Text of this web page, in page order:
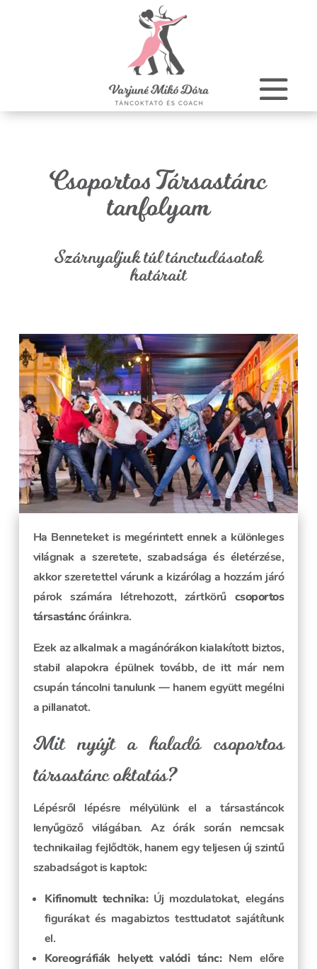
Csoportos Társastánc
tanfolyam
Szárnyaljuk túl tánctudásotok
határait
Ha Benneteket is megérintett ennek a különleges
világnak a szeretete, szabadsága és életérzése,
akkor szeretettel várunk a kizárólag a hozzám járó
párok számára létrehozott, zártkörű csoportos
társastáncóráinkra.
Ezek az alkalmak a magánórákon kialakított biztos,
stabil alapokra épülnek tovább, de itt már nem
csupán táncolni tanulunk — hanem együtt megélni
a pillanatot.
Mit nyújt a haladó csoportos
társastánc oktatás?
Lépésről lépésre mélyülünk el a társastáncok
lenyűgöző világában. Az órák során nemcsak
technikailag fejlődtök, hanem egy teljesen új szintű
szabadságot is kaptok:
Kifinomult technika:Új mozdulatokat, elegáns
figurákat és magabiztos testtudatot sajátítunk
el.
Koreográfiák helyett valódi tánc:Nem előre